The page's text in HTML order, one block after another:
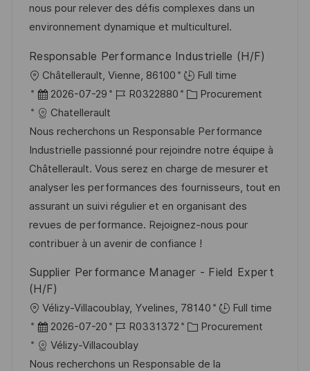
e
r
e
r
ö
f
f
e
n
t
l
i
c
h
u
n
g
r
i
nous pour relever des défis complexes dans un
environnement dynamique et multiculturel.
Responsable Performance Industrielle (H/F)
O
r
t
Châtellerault, Vienne, 86100
Full time
D
a
t
u
m
d
e
r
V
r
f
e
2026-07-29
J
b
-
I
D
R0322880
K
t
e
g
o
r
i
e
Procurement
Chatellerault
Nous recherchons un Responsable Performance
Industrielle passionné pour rejoindre notre équipe à
Châtellerault. Vous serez en charge de mesurer et
analyser les performances des fournisseurs, tout en
assurant un suivi régulier et en organisant des
revues de performance. Rejoignez-nous pour
contribuer à un avenir de confiance !
Supplier Performance Manager - Field Expert
(H/F)
O
r
t
Vélizy-Villacoublay, Yvelines, 78140
Full time
D
a
t
2026-07-20
J
o
b
R0331372
K
t
Procurement
Vélizy-Villacoublay
Nous recherchons un Responsable de la